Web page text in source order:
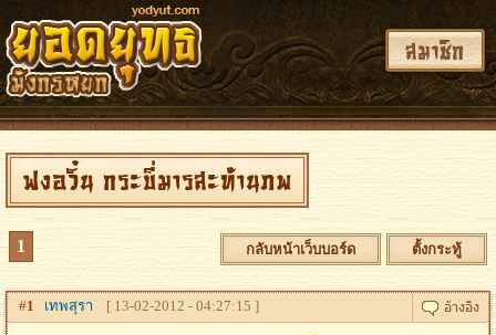
สมาชิก
ฟงอวิ๋น กระบี่มารสะท้านภพ
1 กลับหน้าเว็บบอร์ด ตั้งกระทู้
#1 เทพสุรา [ 13-02-2012 - 04:27:15 ]